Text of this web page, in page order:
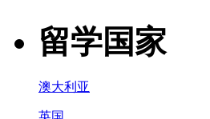
留学国家
澳大利亚
英国